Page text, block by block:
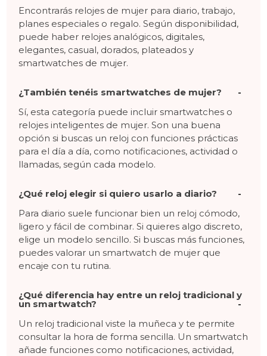
Encontrarás relojes de mujer para diario, trabajo,
planes especiales o regalo. Según disponibilidad,
puede haber relojes analógicos, digitales,
elegantes, casual, dorados, plateados y
smartwatches de mujer.
¿También tenéis smartwatches de mujer?
Sí, esta categoría puede incluir smartwatches o
relojes inteligentes de mujer. Son una buena
opción si buscas un reloj con funciones prácticas
para el día a día, como notificaciones, actividad o
llamadas, según cada modelo.
¿Qué reloj elegir si quiero usarlo a diario?
Para diario suele funcionar bien un reloj cómodo,
ligero y fácil de combinar. Si quieres algo discreto,
elige un modelo sencillo. Si buscas más funciones,
puedes valorar un smartwatch de mujer que
encaje con tu rutina.
¿Qué diferencia hay entre un reloj tradicional y
un smartwatch?
Un reloj tradicional viste la muñeca y te permite
consultar la hora de forma sencilla. Un smartwatch
añade funciones como notificaciones, actividad,